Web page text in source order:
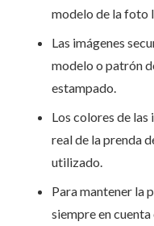
modelo de la foto
Las imágenes
modelo o patrón
estampado.
Los colores de
real de la prenda
utilizado.
Para mantener la
siempre en